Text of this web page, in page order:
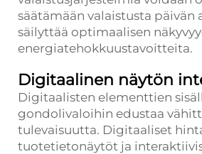
säätämään valaistusta päivän
säilyttää optimaalisen
energiatehokkuustavoitteita.
Digitaalinen näytön
Digitaalisten elementtien
gondolivaloihin edustaa
tulevaisuutta. Digitaaliset
tuotetietonäytöt ja